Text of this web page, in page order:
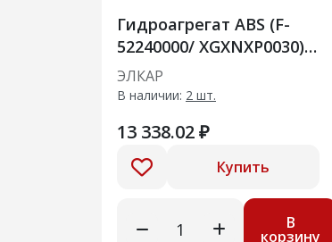
Гидроагрегат ABS (F-
52240000/ XGXNXP0030)
8450111211 ИУ
ЭЛКАР
В наличии: 2 шт.
13 338.02 ₽
Купить
В
корзину